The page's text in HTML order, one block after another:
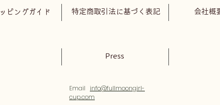
ピングガイド 特定商取引法に基づく表記 会社概
Press
Email info@fullmoongirl-
cup.com